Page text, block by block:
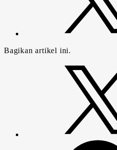
Bagikan artikel ini.